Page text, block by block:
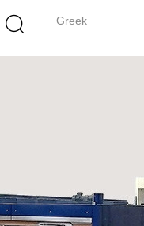
Greek